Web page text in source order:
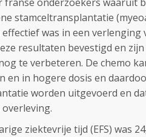
stamceltransplantatie
was in een verlenging
resultaten bevestigd en
te verbeteren. De chemo
en in hogere dosis en
worden uitgevoerd en
overleving.
ziektevrije tijd (EFS) was